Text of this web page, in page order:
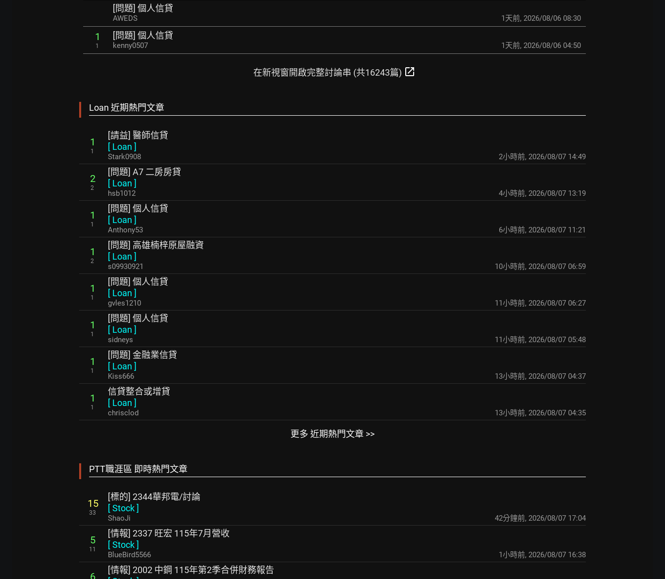
[問題] 個人信貸
AWEDS 1天前, 2026/08/06 08:30
1
1
[問題] 個人信貸
kenny0507 1天前, 2026/08/06 04:50
在新視窗開啟完整討論串 (共16243篇) open_in_new
Loan 近期熱門文章
1
1
[請益] 醫師信貸
[ Loan ]
Stark0908 2小時前, 2026/08/07 14:49
2
2
[問題] A7 二房房貸
[ Loan ]
hsb1012 4小時前, 2026/08/07 13:19
1
1
[問題] 個人信貸
[ Loan ]
Anthony53 6小時前, 2026/08/07 11:21
1
2
[問題] 高雄楠梓原屋融資
[ Loan ]
s09930921 10小時前, 2026/08/07 06:59
1
1
[問題] 個人信貸
[ Loan ]
gvles1210 11小時前, 2026/08/07 06:27
1
1
[問題] 個人信貸
[ Loan ]
sidneys 11小時前, 2026/08/07 05:48
1
1
[問題] 金融業信貸
[ Loan ]
Kiss666 13小時前, 2026/08/07 04:37
1
1
信貸整合或增貸
[ Loan ]
chrisclod 13小時前, 2026/08/07 04:35
更多 近期熱門文章 >>
PTT職涯區 即時熱門文章
15
33
[標的] 2344華邦電/討論
[Stock]
ShaoJi 42分鐘前, 2026/08/07 17:04
5
11
[情報] 2337 旺宏 115年7月營收
[Stock]
BlueBird5566 1小時前, 2026/08/07 16:38
6
[情報] 2002 中鋼 115年第2季合併財務報告